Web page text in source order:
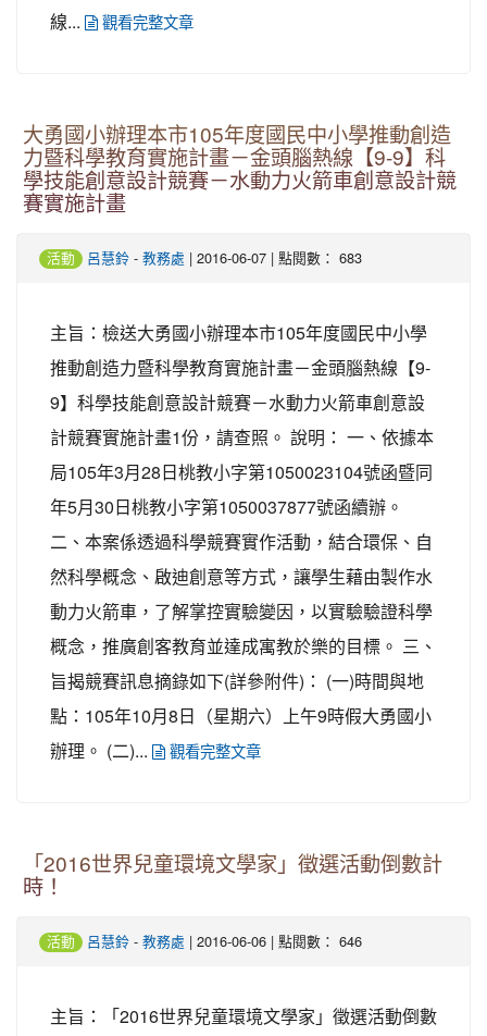
線...
觀看完整文章
大勇國小辦理本市105年度國民中小學推動創造
力暨科學教育實施計畫－金頭腦熱線【9-9】科
學技能創意設計競賽－水動力火箭車創意設計競
賽實施計畫
活動 呂慧鈴 - 教務處 | 2016-06-07 | 點閱數： 683
主旨：檢送大勇國小辦理本市105年度國民中小學
推動創造力暨科學教育實施計畫－金頭腦熱線【9-
9】科學技能創意設計競賽－水動力火箭車創意設
計競賽實施計畫1份，請查照。 說明： 一、依據本
局105年3月28日桃教小字第1050023104號函暨同
年5月30日桃教小字第1050037877號函續辦。
二、本案係透過科學競賽實作活動，結合環保、自
然科學概念、啟迪創意等方式，讓學生藉由製作水
動力火箭車，了解掌控實驗變因，以實驗驗證科學
概念，推廣創客教育並達成寓教於樂的目標。 三、
旨揭競賽訊息摘錄如下(詳參附件)： (一)時間與地
點：105年10月8日（星期六）上午9時假大勇國小
辦理。 (二)...
觀看完整文章
「2016世界兒童環境文學家」徵選活動倒數計
時！
活動 呂慧鈴 - 教務處 | 2016-06-06 | 點閱數： 646
主旨：「2016世界兒童環境文學家」徵選活動倒數